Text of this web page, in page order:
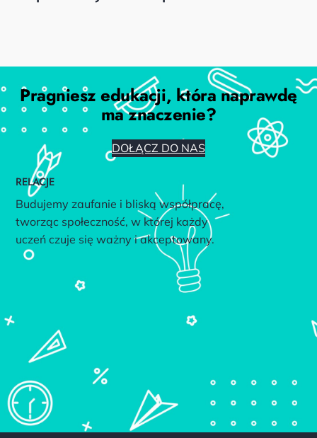
Pragniesz edukacji, która naprawdę
ma znaczenie?
DOŁĄCZ DO NAS
RELACJE
Budujemy zaufanie i bliską współpracę,
tworząc społeczność, w której każdy
uczeń czuje się ważny i akceptowany.
o dobrostan uczniów, łącząc naukę z radością